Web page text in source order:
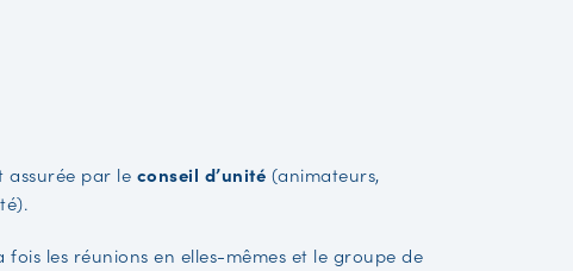
assurée par le conseil d’unité (animateurs,
fois les réunions en elles-mêmes et le groupe de